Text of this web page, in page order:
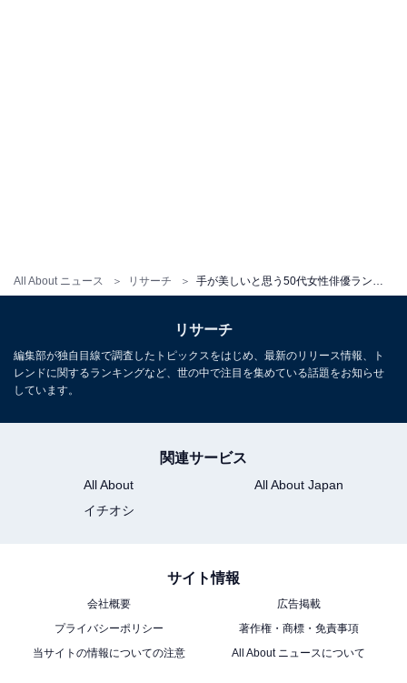
All About ニュース リサーチ 手が美しいと思う50代女性俳優ランキング！ 2位「石田ゆり子」と2票差の1位は？
リサーチ
編集部が独自目線で調査したトピックスをはじめ、最新のリリース情報、ト
レンドに関するランキングなど、世の中で注目を集めている話題をお知らせ
しています。
関連サービス
All About
All About Japan
イチオシ
サイト情報
会社概要
広告掲載
プライバシーポリシー
著作権・商標・免責事項
当サイトの情報についての注意
All About ニュースについて